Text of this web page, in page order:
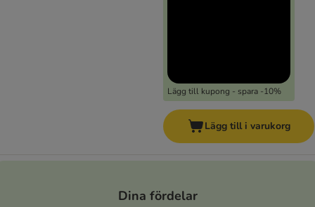
Lägg till kupong - spara -10%
Lägg till i varukorg
Dina fördelar